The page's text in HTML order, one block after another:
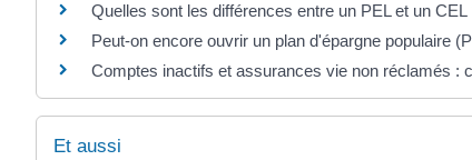
Quelles sont les différences entre un PEL et un CEL
Peut-on encore ouvrir un plan d'épargne populaire
Comptes inactifs et assurances vie non réclamés :
Et aussi